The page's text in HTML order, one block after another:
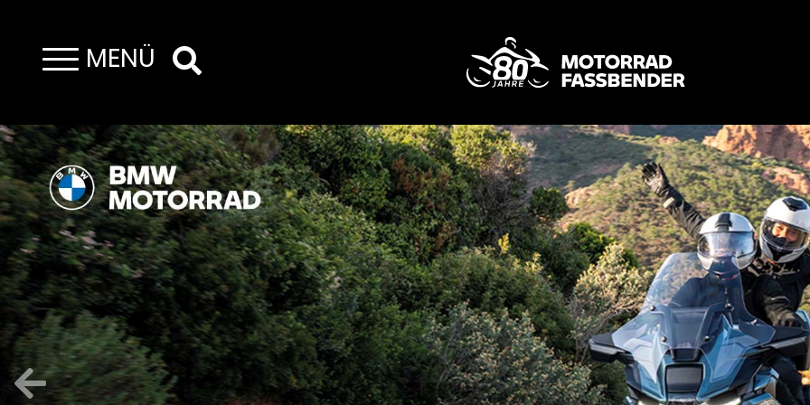
Toggle navigation
MENÜ
Fahrzeuge
Bekleidung
Touren & Events
Wer wir sind
Kontakt
Previous